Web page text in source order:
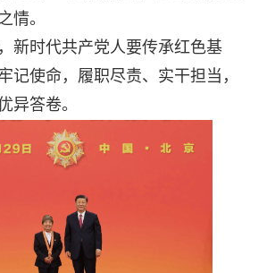
情。
时代共产党人要传承红色基
记使命，履职尽责、实干担当，
异答卷。